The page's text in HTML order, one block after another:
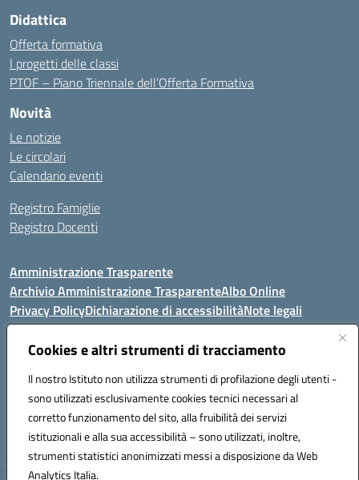
Cookies e altri strumenti di tracciamento
Il nostro Istituto non utilizza strumenti di profilazione degli utenti -
sono utilizzati esclusivamente cookies tecnici necessari al
corretto funzionamento del sito, alla fruibilità dei servizi
istituzionali e alla sua accessibilità – sono utilizzati, inoltre,
strumenti statistici anonimizzati messi a disposizione da Web
Analytics Italia.
Didattica
Offerta formativa
I progetti delle classi
PTOF – Piano Triennale dell’Offerta Formativa
Novità
Le notizie
Le circolari
Calendario eventi
Registro Famiglie
Registro Docenti
Amministrazione Trasparente
Archivio Amministrazione TrasparenteAlbo Online
Privacy PolicyDichiarazione di accessibilitàNote legali
Istituto Comprensivo Statale
Via Cupa Campanariello, 5 - 80059, Torre del Greco (NA)
Tel. +39 0818834377 - Fax +39 0818834377 - Cod.Fisc. 95170530638
Email: naic8df00a@istruzione.it - PEC: naic8df00a@pec.istruzione.it